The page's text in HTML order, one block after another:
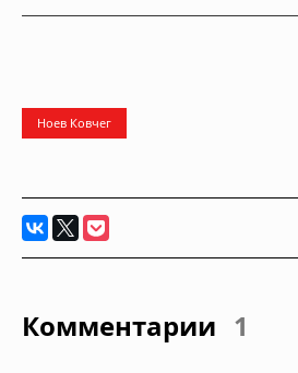
Ноев Ковчег
Комментарии 1